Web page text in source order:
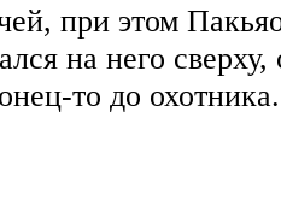
при этом
на него
то до